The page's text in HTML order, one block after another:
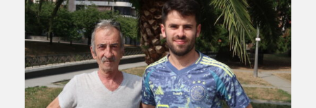
teknologia erabiliz, cookieak adibidez, iragarki eta eduki
pertsonalizatuak eskaintzeko, iragarkiak eta edukia
neurtzeko, jendeari buruzko informazioa biltzeko eta
produktuak garatzeko. Zure datuak nork eta zertarako
erabiltzen dituen hauta dezakezu.